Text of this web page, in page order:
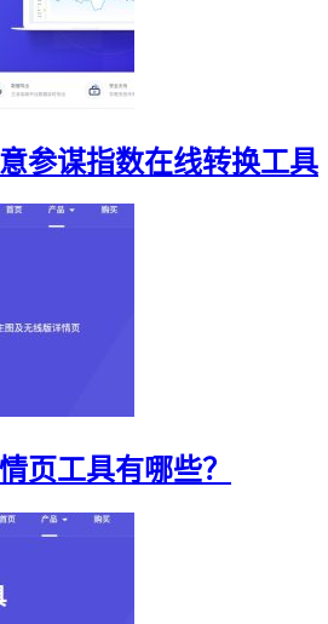
参谋指数在线转换工具
页工具有哪些？